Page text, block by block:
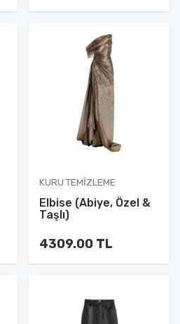
KURU TEMIZLEME
Elbise (Abiye, Özel &
Taşlı)
4309.00 TL